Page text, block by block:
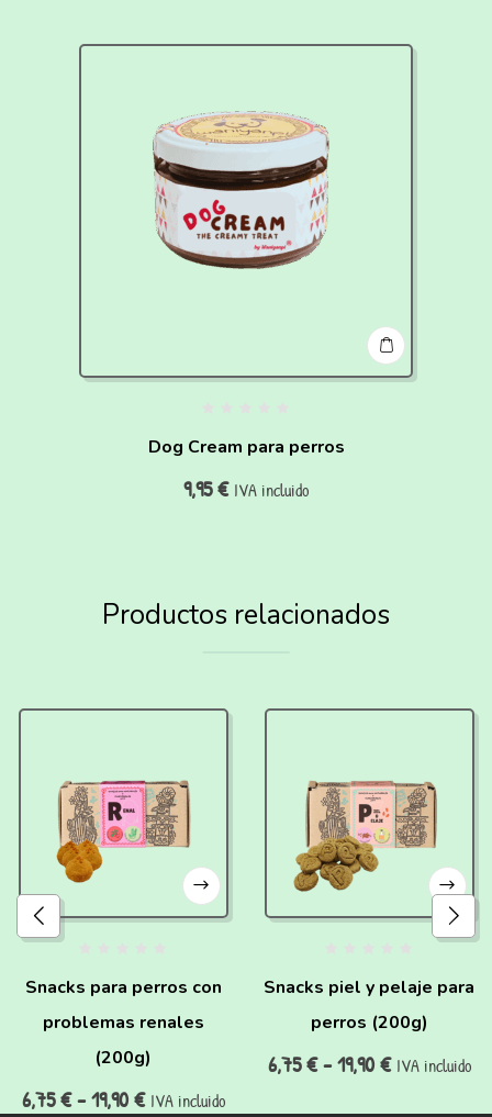
Dog Cream para perros
9,95€ IVA incluido
Productos relacionados
Snacks para perros con
problemas renales
(200g)
6,75€ - 19,90€ IVA incluido
Snacks piel y pelaje para
perros (200g)
6,75€ - 19,90€ IVA incluido